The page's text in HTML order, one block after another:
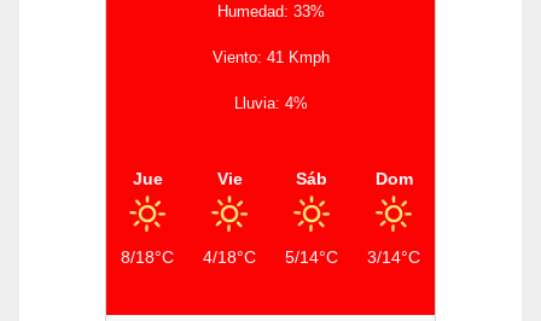
Humedad: 33%
Viento: 41 Kmph
Lluvia: 4%
Jue
8/18°C
Vie
4/18°C
Sáb
5/14°C
Dom
3/14°C